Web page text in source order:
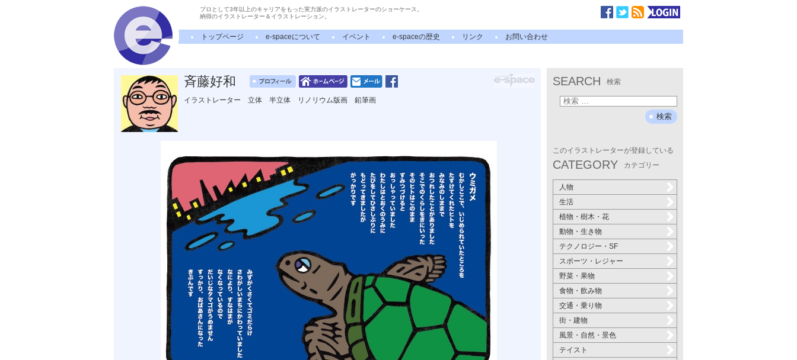
プロとして3年以上のキャリアをもった実力派のイラストレーターのショーケース。
納得のイラストレーター＆イラストレーション。
トップページ e-spaceについて イベント e-spaceの歴史 リンク お問い合わせ
斉藤好和
イラストレーター 立体 半立体 リノリウム版画 鉛筆画
SEARCH 検索
このイラストレーターが登録している
CATEGORY カテゴリー
人物
生活
植物・樹木・花
動物・生き物
テクノロジー・SF
スポーツ・レジャー
野菜・果物
食物・飲み物
交通・乗り物
街・建物
風景・自然・景色
テイスト